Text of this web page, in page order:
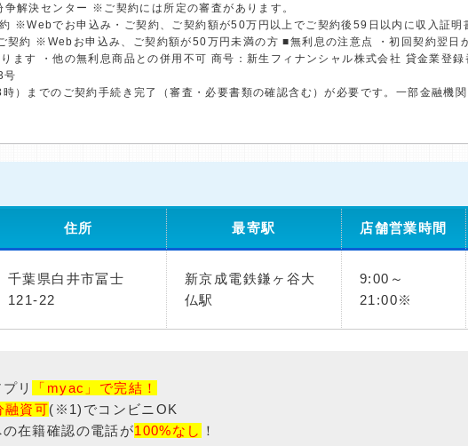
解決センター ※ご契約には所定の審査があります。
※Webでお申込み・ご契約、ご契約額が50万円以上でご契約後59日以内に収入証明
約 ※Webお申込み、ご契約額が50万円未満の方 ■無利息の注意点 ・初回契約翌日
ます ・他の無利息商品との併用不可 商号：新生フィナンシャル株式会社 貸金業登録
号
）までのご契約手続き完了（審査・必要書類の確認含む）が必要です。一部金融機
住所 最寄駅 店舗営業時間
千葉県白井市冨士
121-22
新京成電鉄鎌ヶ谷大
仏駅
9:00～
21:00※
リ
「myac」で完結！
融資可(※1)でコンビニOK
在籍確認の電話が100%なし ！